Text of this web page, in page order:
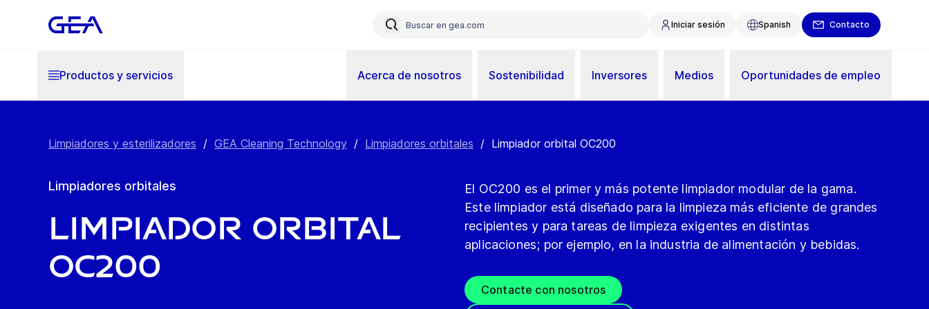
Iniciar sesión Spanish Contacto
Productos y servicios Acerca de nosotros Sostenibilidad Inversores Medios Oportunidades de empleo
Limpiadores y esterilizadores / GEA Cleaning Technology / Limpiadores orbitales / Limpiador orbital OC200
Limpiadores orbitales
Limpiador orbital
OC200
El OC200 es el primer y más potente limpiador modular de la gama.
Este limpiador está diseñado para la limpieza más eficiente de grandes
recipientes y para tareas de limpieza exigentes en distintas
aplicaciones; por ejemplo, en la industria de alimentación y bebidas.
Contacte con nosotros